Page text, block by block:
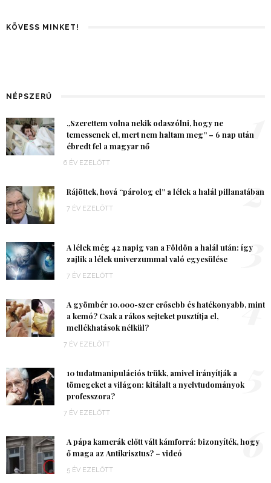
KÖVESS MINKET!
NÉPSZERŰ
„Szerettem volna nekik odaszólni, hogy ne
temessenek el, mert nem haltam meg” – 6 nap után
ébredt fel a magyar nő
6 ÉV EZELŐTT
1
Rájöttek, hová “párolog el” a lélek a halál pillanatában
7 ÉV EZELŐTT 2
A lélek még 42 napig van a Földön a halál után: így
zajlik a lélek univerzummal való egyesülése
7 ÉV EZELŐTT
3
A gyömbér 10.000-szer erősebb és hatékonyabb, mint
a kemó? Csak a rákos sejteket pusztítja el,
mellékhatások nélkül?
7 ÉV EZELŐTT
4
10 tudatmanipulációs trükk, amivel irányítják a
tömegeket a világon: kitálalt a nyelvtudományok
professzora?
7 ÉV EZELŐTT
A pápa kamerák előtt vált kámforrá: bizonyíték, hogy
ő maga az Antikrisztus? – videó
5 ÉV EZELŐTT
6